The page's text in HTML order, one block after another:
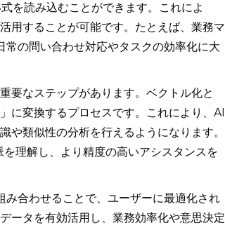
読み込むことができます。これによ
用することが可能です。たとえば、業務マ
の問い合わせ対応やタスクの効率化に大
要なステップがあります。ベクトル化と
に変換するプロセスです。これにより、AI
や類似性の分析を行えるようになります。
理解し、より精度の高いアシスタンスを
合わせることで、ユーザーに最適化され
ータを有効活用し、業務効率化や意思決定